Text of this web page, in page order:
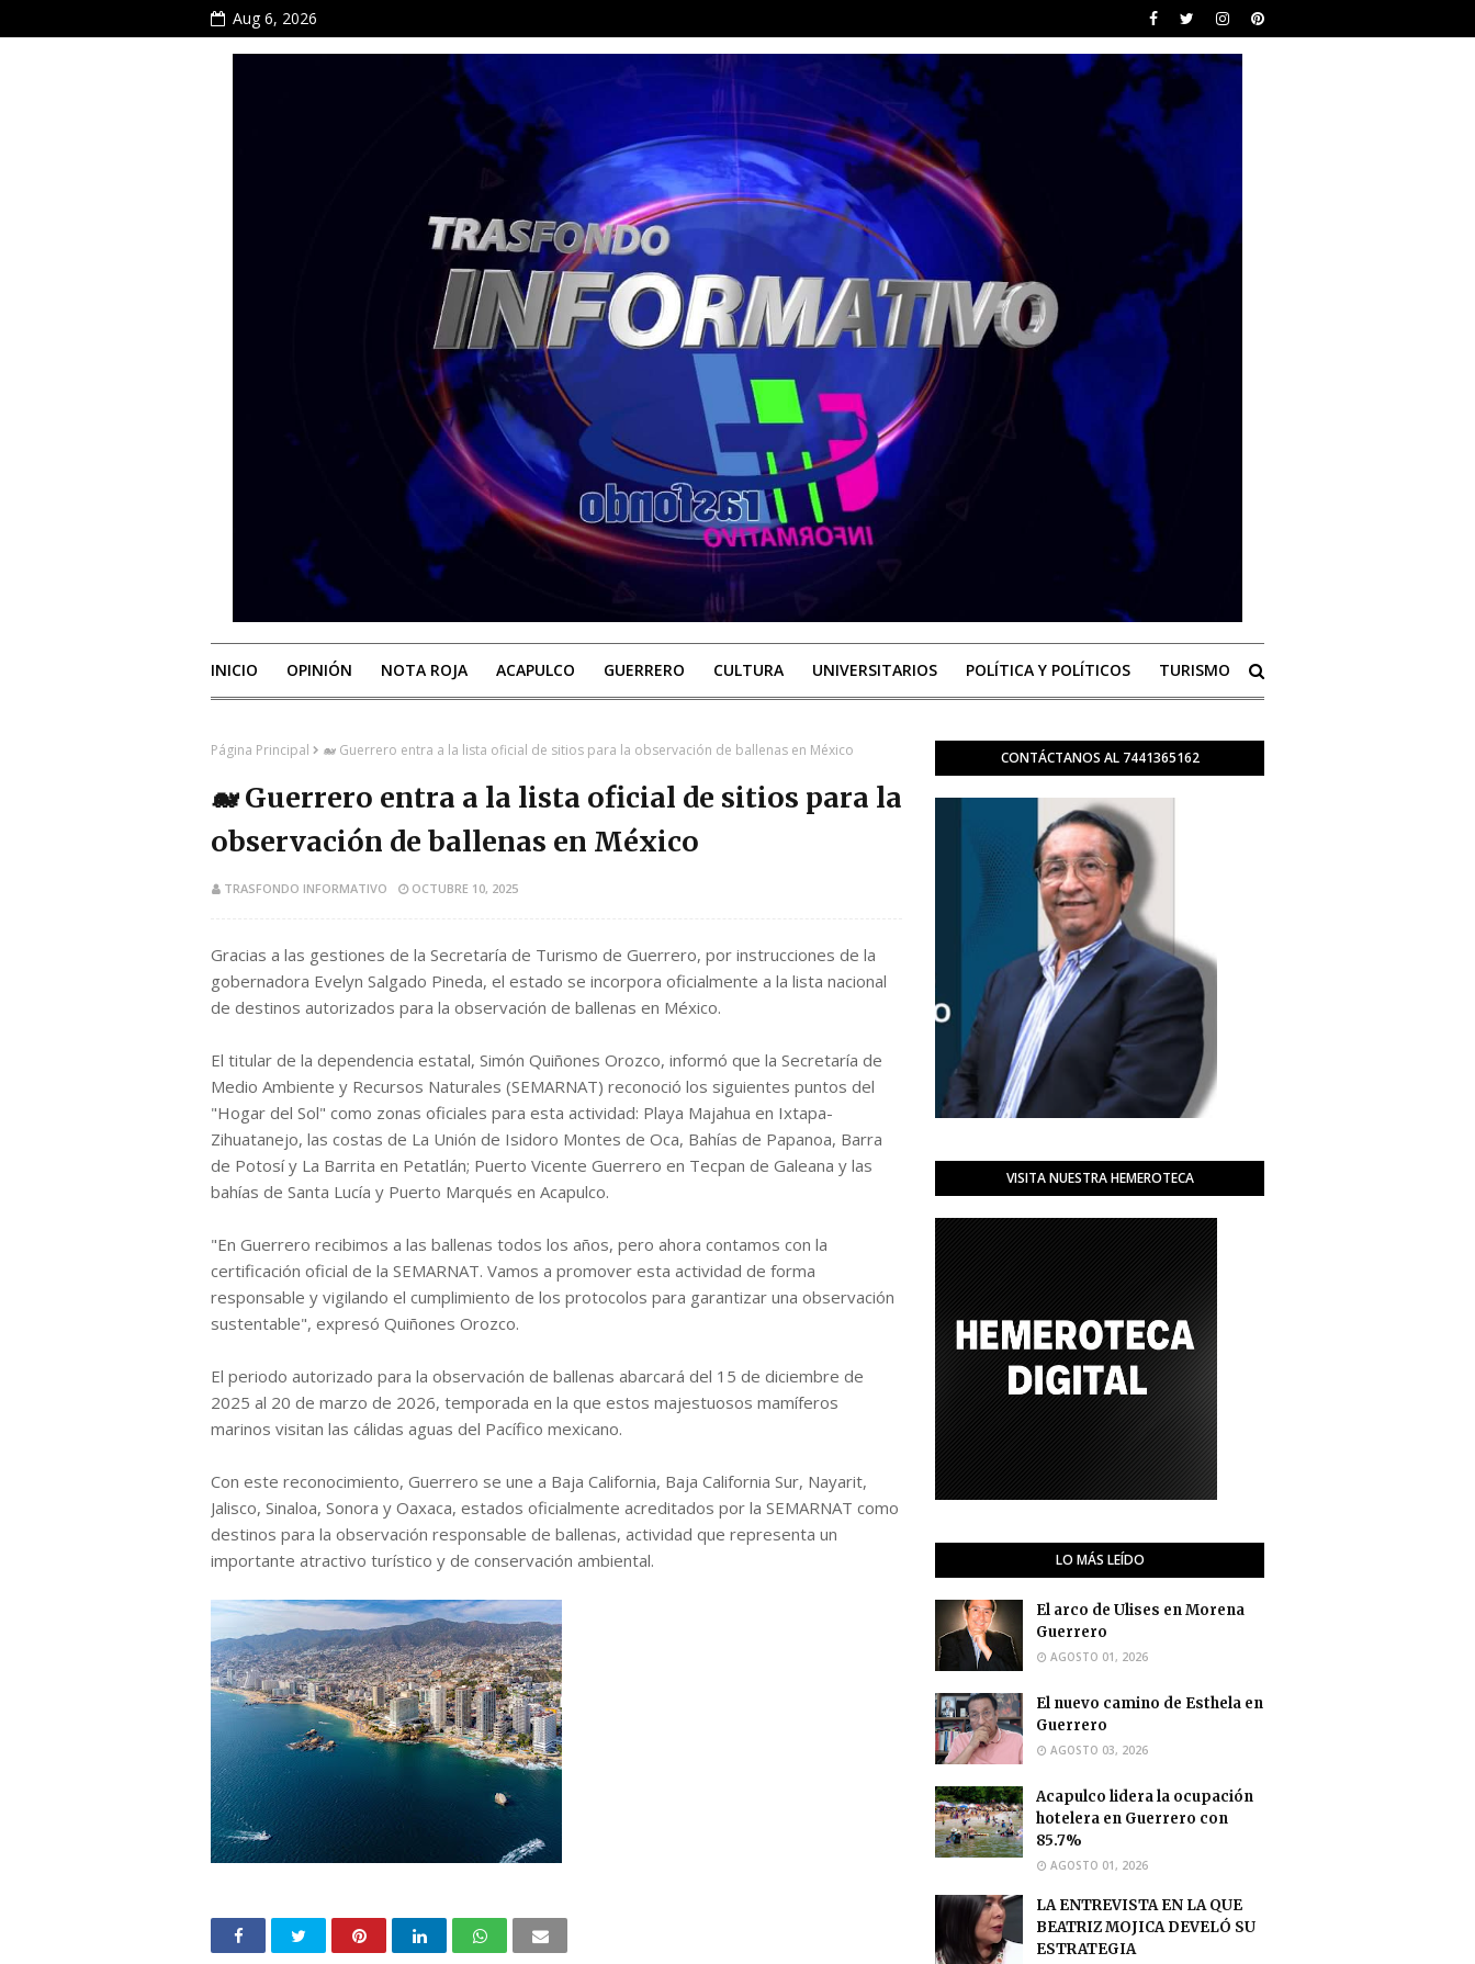
Aug 6, 2026
INICIO OPINIÓN NOTA ROJA ACAPULCO GUERRERO CULTURA UNIVERSITARIOS POLÍTICA Y POLÍTICOS TURISMO
Página Principal 🐋 Guerrero entra a la lista oficial de sitios para la observación de ballenas en México
🐋 Guerrero entra a la lista oficial de sitios para la
observación de ballenas en México
TRASFONDO INFORMATIVO OCTUBRE 10, 2025
Gracias a las gestiones de la Secretaría de Turismo de Guerrero, por instrucciones de la
gobernadora Evelyn Salgado Pineda, el estado se incorpora oficialmente a la lista nacional
de destinos autorizados para la observación de ballenas en México.
El titular de la dependencia estatal, Simón Quiñones Orozco, informó que la Secretaría de
Medio Ambiente y Recursos Naturales (SEMARNAT) reconoció los siguientes puntos del
"Hogar del Sol" como zonas oficiales para esta actividad: Playa Majahua en Ixtapa-
Zihuatanejo, las costas de La Unión de Isidoro Montes de Oca, Bahías de Papanoa, Barra
de Potosí y La Barrita en Petatlán; Puerto Vicente Guerrero en Tecpan de Galeana y las
bahías de Santa Lucía y Puerto Marqués en Acapulco.
"En Guerrero recibimos a las ballenas todos los años, pero ahora contamos con la
certificación oficial de la SEMARNAT. Vamos a promover esta actividad de forma
responsable y vigilando el cumplimiento de los protocolos para garantizar una observación
sustentable", expresó Quiñones Orozco.
El periodo autorizado para la observación de ballenas abarcará del 15 de diciembre de
2025 al 20 de marzo de 2026, temporada en la que estos majestuosos mamíferos
marinos visitan las cálidas aguas del Pacífico mexicano.
Con este reconocimiento, Guerrero se une a Baja California, Baja California Sur, Nayarit,
Jalisco, Sinaloa, Sonora y Oaxaca, estados oficialmente acreditados por la SEMARNAT como
destinos para la observación responsable de ballenas, actividad que representa un
importante atractivo turístico y de conservación ambiental.
CONTÁCTANOS AL 7441365162
VISITA NUESTRA HEMEROTECA
LO MÁS LEÍDO
El arco de Ulises en Morena
Guerrero
AGOSTO 01, 2026
El nuevo camino de Esthela en
Guerrero
AGOSTO 03, 2026
Acapulco lidera la ocupación
hotelera en Guerrero con
85.7%
AGOSTO 01, 2026
LA ENTREVISTA EN LA QUE
BEATRIZ MOJICA DEVELÓ SU
ESTRATEGIA